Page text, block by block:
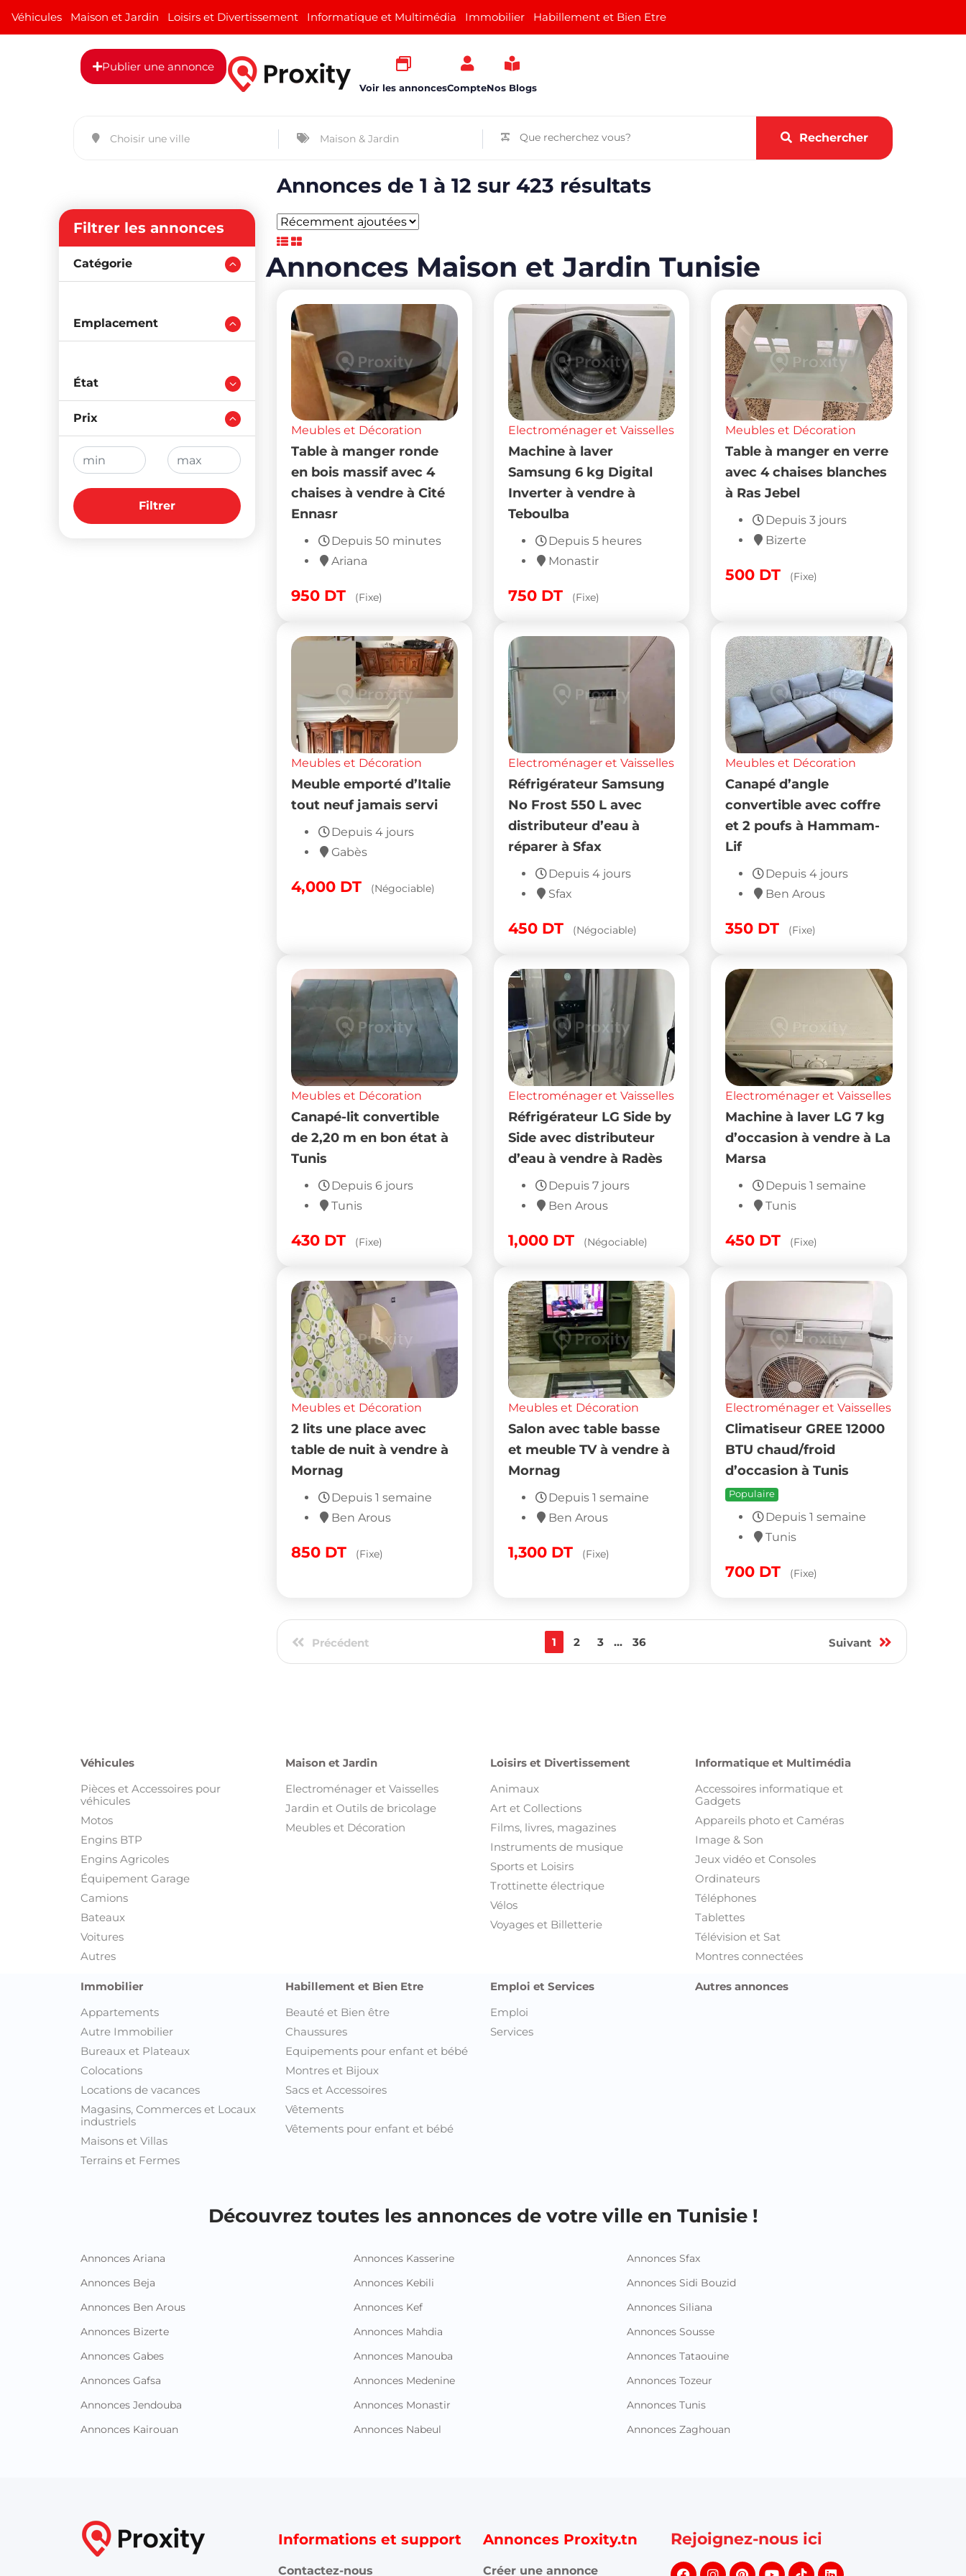
Véhicules Maison et Jardin Loisirs et Divertissement Informatique et Multimédia Immobilier Habillement et Bien Etre
Publier une annonce
Voir les annoncesCompteNos Blogs
Rechercher
Filtrer les annonces
Catégorie
État
Prix
Annonces de 1 à 12 sur 423 résultats
Annonces Maison et Jardin Tunisie
Meubles et Décoration
Table à manger ronde
en bois massif avec 4
chaises à vendre à Cité
Ennasr
Depuis 50 minutes
Ariana
950 DT (Fixe)
Electroménager et Vaisselles
Machine à laver
Samsung 6 kg Digital
Inverter à vendre à
Teboulba
Depuis 5 heures
Monastir
750 DT (Fixe)
Meubles et Décoration
Table à manger en verre
avec 4 chaises blanches
à Ras Jebel
Depuis 3 jours
Bizerte
500 DT (Fixe)
Meubles et Décoration
Meuble emporté d’Italie
tout neuf jamais servi
Depuis 4 jours
Gabès
4,000 DT (Négociable)
Electroménager et Vaisselles
Réfrigérateur Samsung
No Frost 550 L avec
distributeur d’eau à
réparer à Sfax
Depuis 4 jours
Sfax
450 DT (Négociable)
Meubles et Décoration
Canapé d’angle
convertible avec coffre
et 2 poufs à Hammam-
Lif
Depuis 4 jours
Ben Arous
350 DT (Fixe)
Meubles et Décoration
Canapé-lit convertible
de 2,20 m en bon état à
Tunis
Depuis 6 jours
Tunis
430 DT (Fixe)
Electroménager et Vaisselles
Réfrigérateur LG Side by
Side avec distributeur
d’eau à vendre à Radès
Depuis 7 jours
Ben Arous
1,000 DT (Négociable)
Electroménager et Vaisselles
Machine à laver LG 7 kg
d’occasion à vendre à La
Marsa
Depuis 1 semaine
Tunis
450 DT (Fixe)
Meubles et Décoration
2 lits une place avec
table de nuit à vendre à
Mornag
Depuis 1 semaine
Ben Arous
850 DT (Fixe)
Meubles et Décoration
Salon avec table basse
et meuble TV à vendre à
Mornag
Depuis 1 semaine
Ben Arous
1,300 DT (Fixe)
Electroménager et Vaisselles
Climatiseur GREE 12000
BTU chaud/froid
d’occasion à Tunis
Populaire
Depuis 1 semaine
Tunis
700 DT (Fixe)
Précédent 1 2 3 ... 36 Suivant
Véhicules
Pièces et Accessoires pour
véhicules
Motos
Engins BTP
Engins Agricoles
Équipement Garage
Camions
Bateaux
Voitures
Autres
Maison et Jardin
Electroménager et Vaisselles
Jardin et Outils de bricolage
Meubles et Décoration
Loisirs et Divertissement
Animaux
Art et Collections
Films, livres, magazines
Instruments de musique
Sports et Loisirs
Trottinette électrique
Vélos
Voyages et Billetterie
Informatique et Multimédia
Accessoires informatique et
Gadgets
Appareils photo et Caméras
Image & Son
Jeux vidéo et Consoles
Ordinateurs
Téléphones
Tablettes
Télévision et Sat
Montres connectées
Immobilier
Appartements
Autre Immobilier
Bureaux et Plateaux
Colocations
Locations de vacances
Magasins, Commerces et Locaux
industriels
Maisons et Villas
Terrains et Fermes
Habillement et Bien Etre
Beauté et Bien être
Chaussures
Equipements pour enfant et bébé
Montres et Bijoux
Sacs et Accessoires
Vêtements
Vêtements pour enfant et bébé
Emploi et Services
Emploi
Services
Autres annonces
Découvrez toutes les annonces de votre ville en Tunisie !
Annonces Ariana
Annonces Beja
Annonces Ben Arous
Annonces Bizerte
Annonces Gabes
Annonces Gafsa
Annonces Jendouba
Annonces Kairouan
Annonces Kasserine
Annonces Kebili
Annonces Kef
Annonces Mahdia
Annonces Manouba
Annonces Medenine
Annonces Monastir
Annonces Nabeul
Annonces Sfax
Annonces Sidi Bouzid
Annonces Siliana
Annonces Sousse
Annonces Tataouine
Annonces Tozeur
Annonces Tunis
Annonces Zaghouan
Informations et support
Contactez-nous
Annonces Proxity.tn
Créer une annonce
Rejoignez-nous ici